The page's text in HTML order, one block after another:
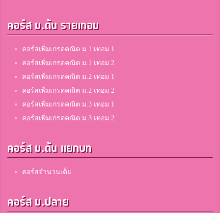
คอร์ส ม.ต้น รายเทอม
คอร์สเพิ่มเกรดคณิต ม.1 เทอม 1
คอร์สเพิ่มเกรดคณิต ม.1 เทอม 2
คอร์สเพิ่มเกรดคณิต ม.2 เทอม 1
คอร์สเพิ่มเกรดคณิต ม.2 เทอม 2
คอร์สเพิ่มเกรดคณิต ม.3 เทอม 1
คอร์สเพิ่มเกรดคณิต ม.3 เทอม 2
คอร์ส ม.ต้น แยกบท
คอร์สจำนวนเต็ม
คอร์ส ม.ปลาย